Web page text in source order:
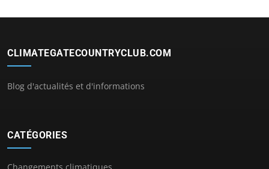
CLIMATEGATECOUNTRYCLUB.COM
Blog d'actualités et d'informations
CATÉGORIES
Changements climatiques